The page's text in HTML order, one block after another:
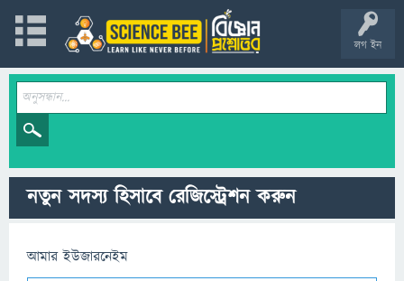
লগ ইন
নতুন সদস্য হিসাবে রেজিস্ট্রেশন করুন
আমার ইউজারনেইম